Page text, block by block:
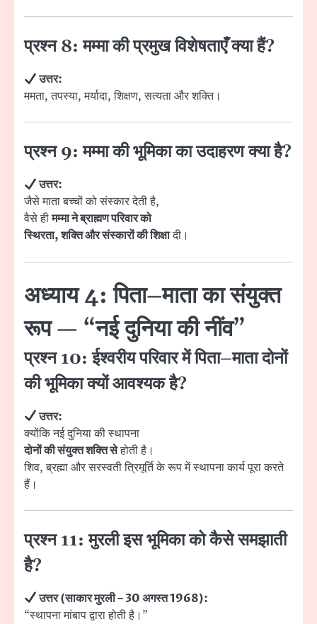
प्रश्न 8: मम्मा की प्रमुख विशेषताएँ क्या हैं?
उत्तर:
ममता, तपस्या, मर्यादा, शिक्षण, सत्यता और शक्ति।
प्रश्न 9: मम्मा की भूमिका का उदाहरण क्या है?
उत्तर:
जैसे माता बच्चों को संस्कार देती है,
वैसे हीमम्मा ने ब्राह्मण परिवार को
स्थिरता, शक्ति और संस्कारों की शिक्षादी।
अध्याय 4: पिता–माता का संयुक्त
रूप — “नई दुनिया की नींव”
प्रश्न 10: ईश्वरीय परिवार में पिता–माता दोनों
की भूमिका क्यों आवश्यक है?
उत्तर:
क्योंकि नई दुनिया की स्थापना
दोनों की संयुक्त शक्ति सेहोती है।
शिव, ब्रह्मा और सरस्वती त्रिमूर्ति के रूप में स्थापना कार्य पूरा करते
हैं।
प्रश्न 11: मुरली इस भूमिका को कैसे समझाती
है?
उत्तर (साकार मुरली – 30 अगस्त 1968):
“स्थापना मांबाप द्वारा होती है।”